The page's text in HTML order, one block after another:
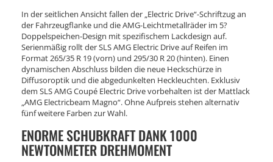
In der seitlichen Ansicht fallen der „Electric Drive“-Schriftzug an
der Fahrzeugflanke und die AMG-Leichtmetallräder im 5?
Doppelspeichen-Design mit spezifischem Lackdesign auf.
Serienmäßig rollt der SLS AMG Electric Drive auf Reifen im
Format 265/35 R 19 (vorn) und 295/30 R 20 (hinten). Einen
dynamischen Abschluss bilden die neue Heckschürze in
Diffusoroptik und die abgedunkelten Heckleuchten. Exklusiv
dem SLS AMG Coupé Electric Drive vorbehalten ist der Mattlack
„AMG Electricbeam Magno“. Ohne Aufpreis stehen alternativ
fünf weitere Farben zur Wahl.
ENORME SCHUBKRAFT DANK 1000
NEWTONMETER DREHMOMENT